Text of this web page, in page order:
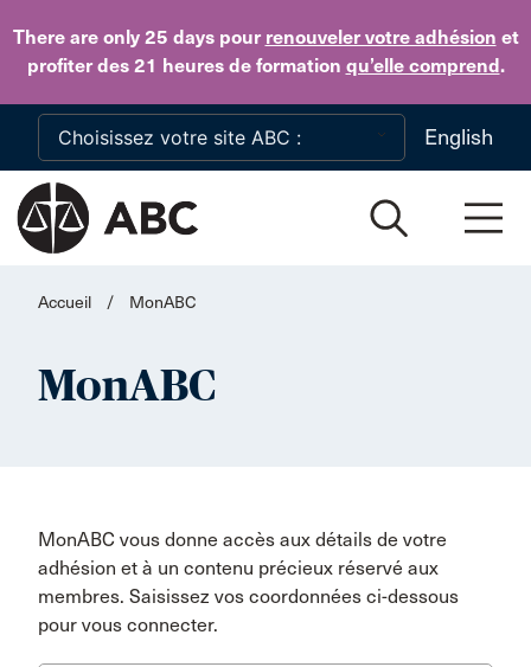
There are only 25 dayspour renouveler votre adhésion et
profiter des 21 heures de formation qu’elle comprend.
Skip to main content
English
Accueil / MonABC
MonABC
MonABC vous donne accès aux détails de votre
adhésion et à un contenu précieux réservé aux
membres. Saisissez vos coordonnées ci-dessous
pour vous connecter.